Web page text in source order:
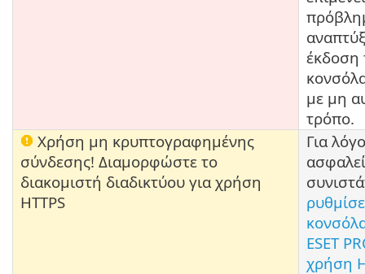
έκδοση
με μη
τρόπο.
Χρήση μη κρυπτογραφημένης
σύνδεσης! Διαμορφώστε το
διακομιστή διαδικτύου για χρήση
HTTPS
Για
ESET
χρήση